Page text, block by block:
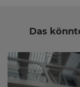
Das